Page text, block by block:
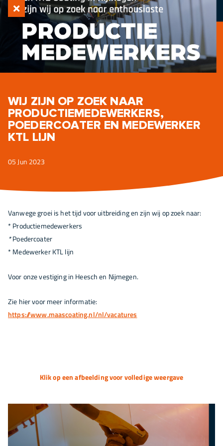
WIJ ZIJN OP ZOEK NAAR
PRODUCTIEMEDEWERKERS,
POEDERCOATER EN MEDEWERKER
KTL LIJN
05 Jun 2023
Vanwege groei is het tijd voor uitbreiding en zijn wij op zoek naar:
* Productiemedewerkers
*Poedercoater
* Medewerker KTL lijn
Voor onze vestiging in Heesch en Nijmegen.
Zie hier voor meer informatie:
https://www.maascoating.nl/nl/vacatures
Klik op een afbeelding voor volledige weergave